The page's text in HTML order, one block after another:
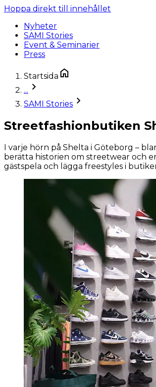
Hoppa direkt till innehållet
Nyheter
SAMI Stories
Event & Seminarier
Press
Startsida
...
SAMI Stories
Streetfashionbutiken
I varje hörn på Shelta i Göteborg –
berätta historien om streetwear och
gästspela och lägga freestyles i